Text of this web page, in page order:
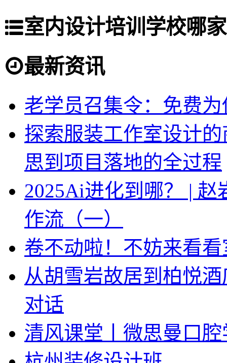
室内设计培训学校哪
最新资讯
老学员召集令：免费
探索服装工作室设计
思到项目落地的全过程
2025Ai进化到哪？ |
作流（一）
卷不动啦！不妨来看
从胡雪岩故居到柏悦
对话
清风课堂丨微思曼口